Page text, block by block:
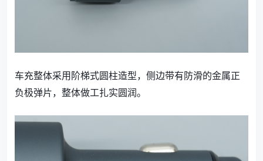
车充整体采用阶梯式圆柱造型，侧边带有防滑的金属正
负极弹片，整体做工扎实圆润。